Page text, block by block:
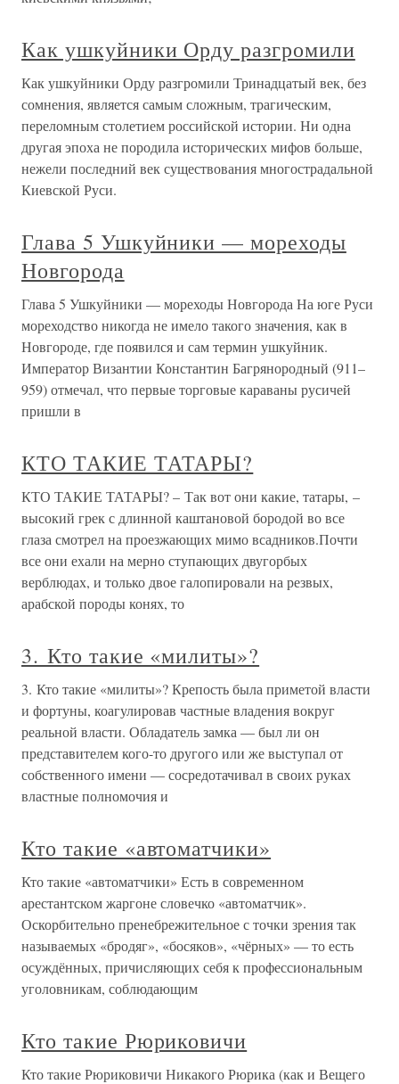
Как ушкуйники Орду разгромили
Как ушкуйники Орду разгромили Тринадцатый век, без
сомнения, является самым сложным, трагическим,
переломным столетием российской истории. Ни одна
другая эпоха не породила исторических мифов больше,
нежели последний век существования многострадальной
Киевской Руси.
Глава 5 Ушкуйники — мореходы
Новгорода
Глава 5 Ушкуйники — мореходы Новгорода На юге Руси
мореходство никогда не имело такого значения, как в
Новгороде, где появился и сам термин ушкуйник.
Император Византии Константин Багрянородный (911–
959) отмечал, что первые торговые караваны русичей
пришли в
КТО ТАКИЕ ТАТАРЫ?
КТО ТАКИЕ ТАТАРЫ? – Так вот они какие, татары, –
высокий грек с длинной каштановой бородой во все
глаза смотрел на проезжающих мимо всадников.Почти
все они ехали на мерно ступающих двугорбых
верблюдах, и только двое галопировали на резвых,
арабской породы конях, то
3. Кто такие «милиты»?
3. Кто такие «милиты»? Крепость была приметой власти
и фортуны, коагулировав частные владения вокруг
реальной власти. Обладатель замка — был ли он
представителем кого-то другого или же выступал от
собственного имени — сосредотачивал в своих руках
властные полномочия и
Кто такие «автоматчики»
Кто такие «автоматчики» Есть в современном
арестантском жаргоне словечко «автоматчик».
Оскорбительно пренебрежительное с точки зрения так
называемых «бродяг», «босяков», «чёрных» — то есть
осуждённых, причисляющих себя к профессиональным
уголовникам, соблюдающим
Кто такие Рюриковичи
Кто такие Рюриковичи Никакого Рюрика (как и Вещего